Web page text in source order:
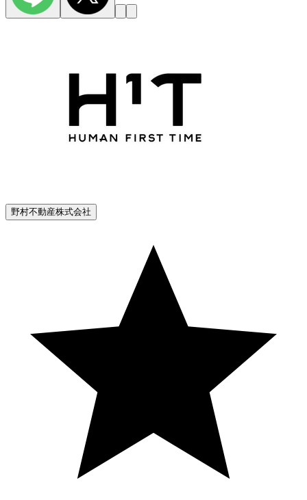
野村不動産株式会社